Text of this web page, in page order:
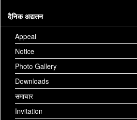
दैनिक अद्यतन
Appeal
Notice
Photo Gallery
Downloads
समाचार
Invitation
Sunday, October 7, 2018
Aarti Details:
Aarti Name:
Kakad Arati
Image: